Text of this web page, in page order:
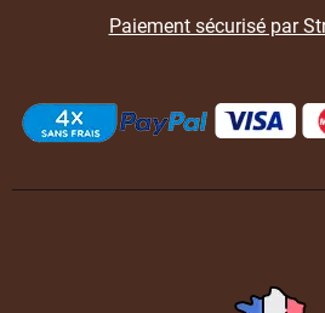
Paiement sécurisé par